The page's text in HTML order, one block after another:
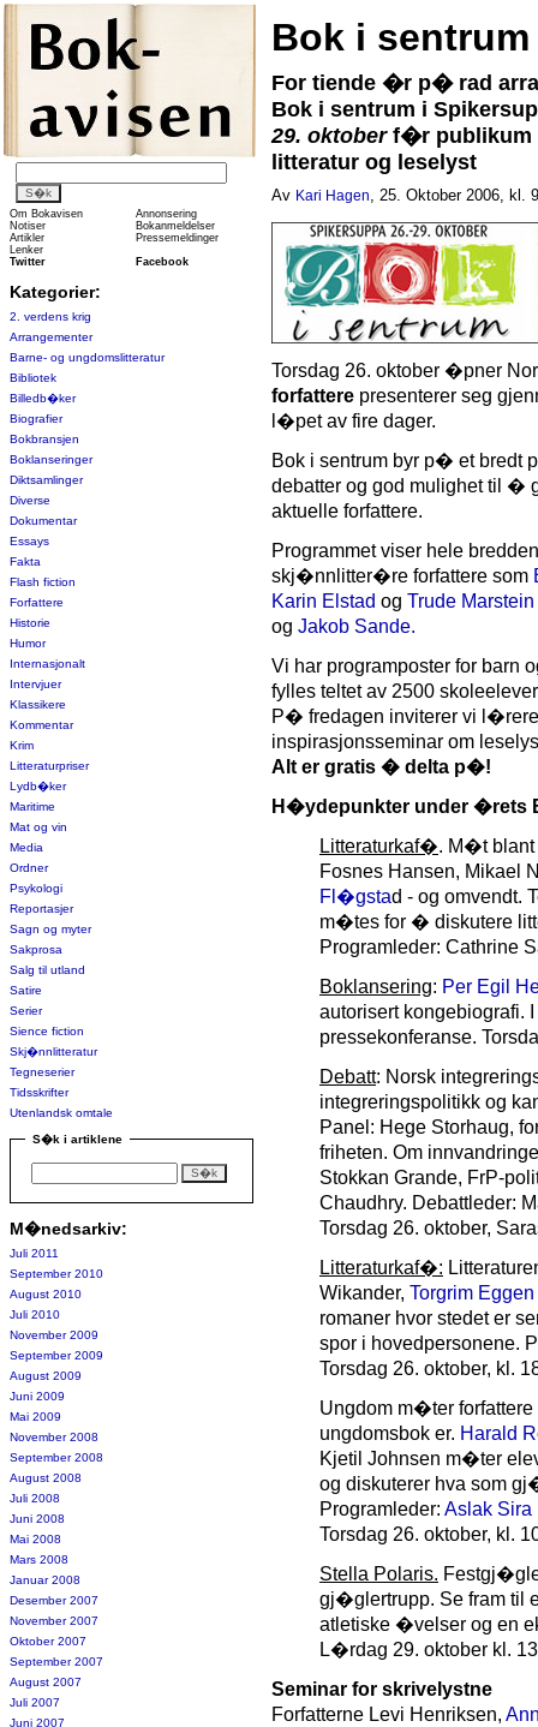
Om Bokavisen
Annonsering
Notiser
Bokanmeldelser
Artikler
Pressemeldinger
Lenker
Twitter
Facebook
Kategorier:
2. verdens krig
Arrangementer
Barne- og ungdomslitteratur
Bibliotek
Billedb�ker
Biografier
Bokbransjen
Boklanseringer
Diktsamlinger
Diverse
Dokumentar
Essays
Fakta
Flash fiction
Forfattere
Historie
Humor
Internasjonalt
Intervjuer
Klassikere
Kommentar
Krim
Litteraturpriser
Lydb�ker
Maritime
Mat og vin
Media
Ordner
Psykologi
Reportasjer
Sagn og myter
Sakprosa
Salg til utland
Satire
Serier
Sience fiction
Skj�nnlitteratur
Tegneserier
Tidsskrifter
Utenlandsk omtale
S�k i artiklene
M�nedsarkiv:
Juli 2011
September 2010
August 2010
Juli 2010
November 2009
September 2009
August 2009
Juni 2009
Mai 2009
November 2008
September 2008
August 2008
Juli 2008
Juni 2008
Mai 2008
Mars 2008
Januar 2008
Desember 2007
November 2007
Oktober 2007
September 2007
August 2007
Juli 2007
Juni 2007
Bok i sentrum
For tiende �r p� rad
Bok i sentrum i
29. oktoberf�r publikum
litteratur og leselyst
Av Kari Hagen, 25. Oktober 2006, kl.
Torsdag 26. oktober �pner
forfattere presenterer seg
l�pet av fire dager.
Bok i sentrum byr p� et bredt
debatter og god mulighet til �
aktuelle forfattere.
Programmet viser hele
skj�nnlitter�re forfattere som
Karin Elstad og Trude Marstein
og Jakob Sande.
Vi har programposter for barn
fylles teltet av 2500
P� fredagen inviterer vi
inspirasjonsseminar om
Alt er gratis � delta p�!
H�ydepunkter under �rets
Litteraturkaf�. M�t blant
Fosnes Hansen, Mikael
Fl�gstad - og omvendt.
m�tes for � diskutere
Programleder: Cathrine
Boklansering: Per Egil
autorisert kongebiografi.
pressekonferanse.
Debatt: Norsk
integreringspolitikk og
Panel: Hege Storhaug,
friheten. Om
Stokkan Grande, FrP-
Chaudhry. Debattleder:
Torsdag 26. oktober,
Litteraturkaf�:
Wikander, Torgrim Eggen
romaner hvor stedet er
spor i hovedpersonene.
Torsdag 26. oktober, kl.
Ungdom m�ter
ungdomsbok er. Harald
Kjetil Johnsen m�ter
og diskuterer hva som
Programleder: Aslak Sira
Torsdag 26. oktober, kl.
Stella Polaris.
gj�glertrupp. Se fram til
atletiske �velser og en
L�rdag 29. oktober kl.
Seminar for skrivelystne
Forfatterne Levi Henriksen,